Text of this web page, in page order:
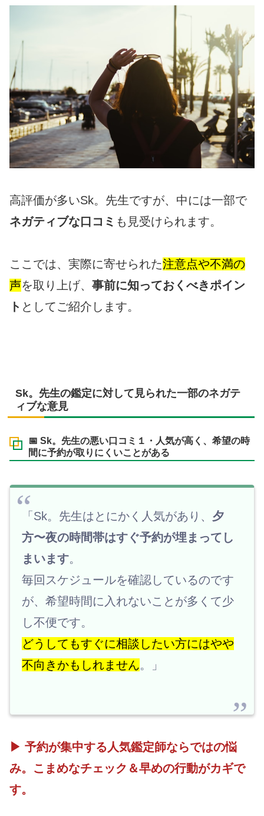
高評価が多いSk。先生ですが、中には一部で
ネガティブな口コミ も見受けられます。
ここでは、実際に寄せられた注意点や不満の
声を取り上げ、 事前に知っておくべきポイン
ト としてご紹介します。
Sk。先生の鑑定に対して見られた一部のネガテ
ィブな意見
📅 Sk。先生の悪い口コミ１・人気が高く、希望の時
間に予約が取りにくいことがある
「Sk。先生はとにかく人気があり、 夕
方〜夜の時間帯はすぐ予約が埋まってし
まいます。
毎回スケジュールを確認しているのです
が、希望時間に入れないことが多くて少
し不便です。
どうしてもすぐに相談したい方にはやや
不向きかもしれません。」
▶ 予約が集中する人気鑑定師ならではの悩
み。こまめなチェック＆早めの行動がカギで
す。